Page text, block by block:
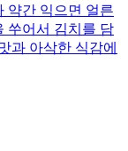
약간 익으면 얼른
쑤어서 김치를 담
과 아삭한 식감에